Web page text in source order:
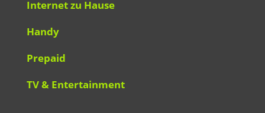
Internet zu Hause
Handy
Prepaid
TV & Entertainment